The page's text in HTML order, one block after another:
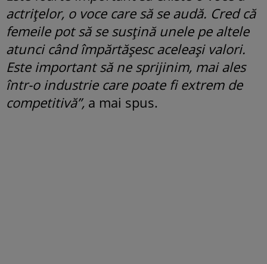
actrițelor, o voce care să se audă. Cred că
femeile pot să se susțină unele pe altele
atunci când împărtășesc aceleași valori.
Este important să ne sprijinim, mai ales
într-o industrie care poate fi extrem de
competitivă”, a mai spus.